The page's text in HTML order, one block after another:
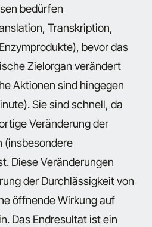
bedürfen
Transkription,
bevor das
Zielorgan verändert
Aktionen sind hingegen
Sie sind schnell, da
Veränderung der
(insbesondere
Diese Veränderungen
der Durchlässigkeit von
öffnende Wirkung auf
Das Endresultat ist ein